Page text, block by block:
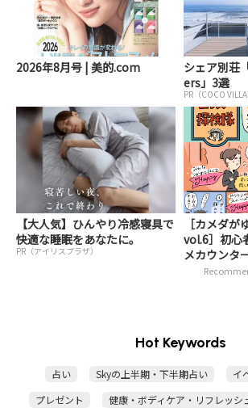
2026年8月号 | 美的.com
シェア別荘
ers」3選
PR（COCO VILLA
【大人気】ひんやり冷感寝具で
快適な睡眠をあなたに。
PR（アイリスプラザ）
［カメダ
vol.6］初心
メカウンタ
Hot Keywords
占い Skyの上半期・下半期占い
イ
プレゼント
健康・ボディケア・リフレッシ